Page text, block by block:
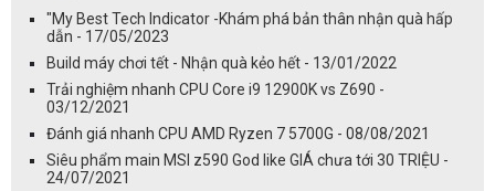
"My Best Tech Indicator -Khám phá bản thân nhận quà hấp
dẫn - 17/05/2023
Build máy chơi tết - Nhận quà kẻo hết - 13/01/2022
Trải nghiệm nhanh CPU Core i9 12900K vs Z690 -
03/12/2021
Đánh giá nhanh CPU AMD Ryzen 7 5700G - 08/08/2021
Siêu phẩm main MSI z590 God like GIÁ chưa tới 30 TRIỆU -
24/07/2021